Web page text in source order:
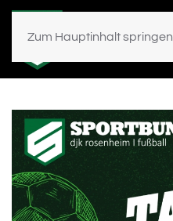
Zum Hauptinhalt springen